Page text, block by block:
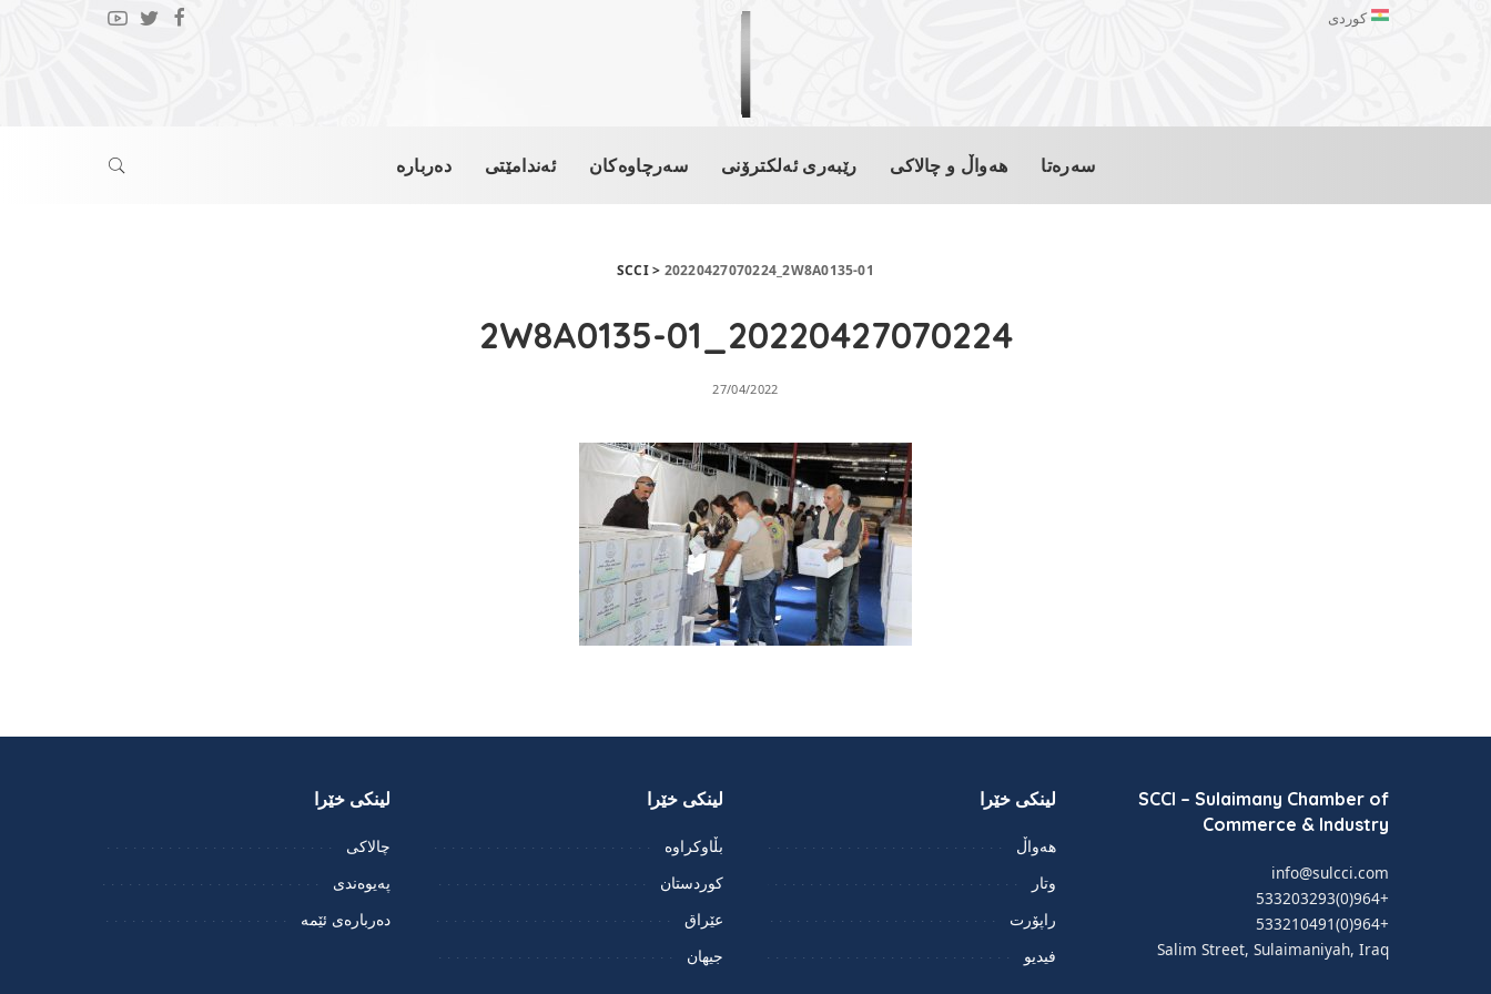
کوردی
سەرەتا هەواڵ و چالاکی رێبەری ئەلکترۆنی سەرچاوەکان ئەندامێتی دەربارە
SCCI> 20220427070224_2W8A0135-01
20220427070224_2W8A0135-01
27/04/2022
SCCI – Sulaimany Chamber of
Commerce & Industry
info@sulcci.com
+964(0)533203293
+964(0)533210491
Salim Street, Sulaimaniyah, Iraq
لینکی خێرا
هەواڵ
وتار
راپۆرت
فيديو
لینکی خێرا
بڵاوکراوە
کوردستان
عێراق
جیهان
لینکی خێرا
چالاکی
پەیوەندی
دەربارەی ئێمە